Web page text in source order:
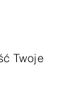
Twoje